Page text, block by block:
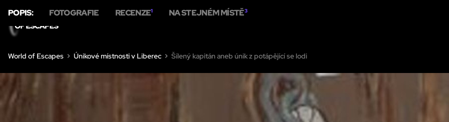
World of Escapes Únikové místnosti v Liberec Šílený kapitán aneb únik z potápějící se lodi
POPIS: FOTOGRAFIE RECENZE1 NA STEJNÉM MÍSTĚ3